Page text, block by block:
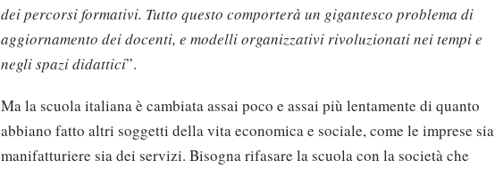
dei percorsi formativi. Tutto questo comporterà un gigantesco problema di
aggiornamento dei docenti, e modelli organizzativi rivoluzionati nei tempi e
negli spazi didattici”.
Ma la scuola italiana è cambiata assai poco e assai più lentamente di quanto
abbiano fatto altri soggetti della vita economica e sociale, come le imprese sia
manifatturiere sia dei servizi. Bisogna rifasare la scuola con la società che